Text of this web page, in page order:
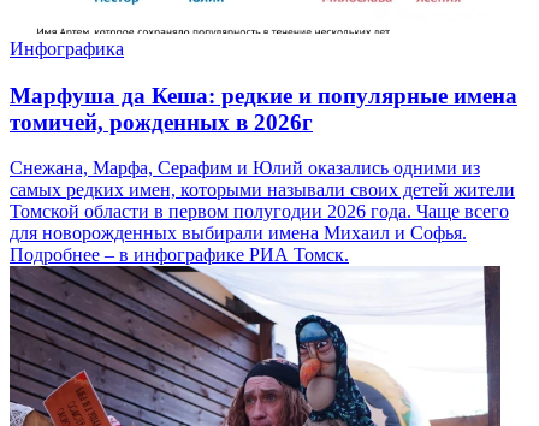
Инфографика
Марфуша да Кеша: редкие и популярные имена
томичей, рожденных в 2026г
Снежана, Марфа, Серафим и Юлий оказались одними из
самых редких имен, которыми называли своих детей жители
Томской области в первом полугодии 2026 года. Чаще всего
для новорожденных выбирали имена Михаил и Софья.
Подробнее – в инфографике РИА Томск.